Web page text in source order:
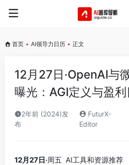
首页 • AI领导力日历 • 正文
12月27日·OpenAI与
曝光：AGI定义与盈
2年前 (2024)发
布
FuturX-
Editor
12月27日·周五 AI工具和资源推荐